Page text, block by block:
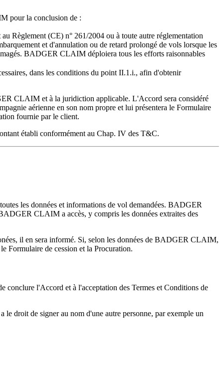
pour la conclusion de :
Règlement (CE) n° 261/2004 ou à toute autre réglementation
et d'annulation ou de retard prolongé de vols lorsque les
BADGER CLAIM déploiera tous les efforts raisonnables
dans les conditions du point II.1.i., afin d'obtenir
CLAIM et à la juridiction applicable. L'Accord sera considéré
aérienne en son nom propre et lui présentera le Formulaire
fournie par le client.
établi conformément au Chap. IV des T&C.
les données et informations de vol demandées. BADGER
CLAIM a accès, y compris les données extraites des
il en sera informé. Si, selon les données de BADGER CLAIM,
Formulaire de cession et la Procuration.
conclure l'Accord et à l'acceptation des Termes et Conditions de
droit de signer au nom d'une autre personne, par exemple un